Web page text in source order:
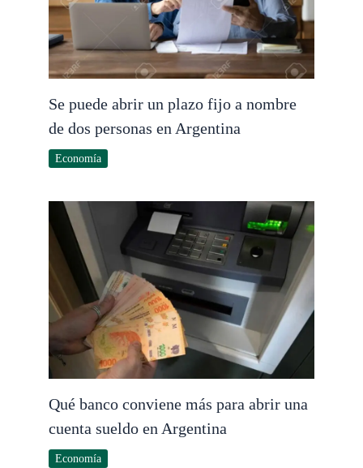
Se puede abrir un plazo fijo a nombre
de dos personas en Argentina
Economía
Qué banco conviene más para abrir una
cuenta sueldo en Argentina
Economía